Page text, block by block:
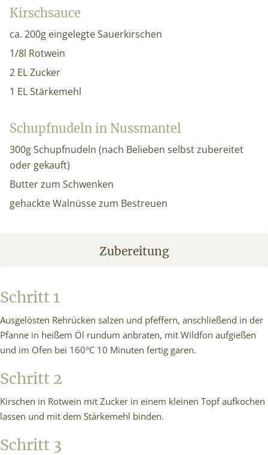
Kirschsauce
ca. 200g eingelegte Sauerkirschen
1/8l Rotwein
2 EL Zucker
1 EL Stärkemehl
Schupfnudeln in Nussmantel
300g Schupfnudeln (nach Belieben selbst zubereitet
oder gekauft)
Butter zum Schwenken
gehackte Walnüsse zum Bestreuen
Zubereitung
Schritt 1
Ausgelösten Rehrücken salzen und pfeffern, anschließend in der
Pfanne in heißem Öl rundum anbraten, mit Wildfon aufgießen
und im Ofen bei 160°C 10 Minuten fertig garen.
Schritt 2
Kirschen in Rotwein mit Zucker in einem kleinen Topf aufkochen
lassen und mit dem Stärkemehl binden.
Schritt 3